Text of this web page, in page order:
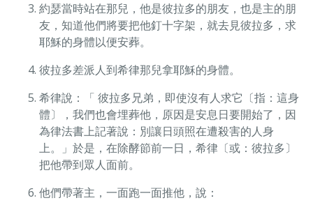
約瑟當時站在那兒，他是彼拉多的朋友，也是主的朋
友，知道他們將要把他釘十字架，就去見彼拉多，求
耶穌的身體以便安葬。
彼拉多差派人到希律那兒拿耶穌的身體。
希律說：「 彼拉多兄弟，即使沒有人求它〔指：這身
體〕，我們也會埋葬他，原因是安息日要開始了，因
為律法書上記著說：別讓日頭照在遭殺害的人身
上。」於是，在除酵節前一日，希律〔或：彼拉多〕
把他帶到眾人面前。
他們帶著主，一面跑一面推他，說：